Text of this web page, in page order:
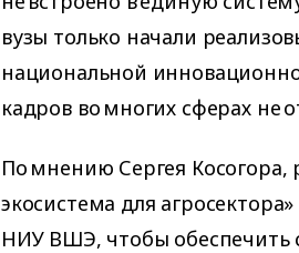
вузы только начали
национальной
кадров во многих сферах не
По мнению Сергея Косогора,
экосистема для
НИУ ВШЭ, чтобы обеспечить